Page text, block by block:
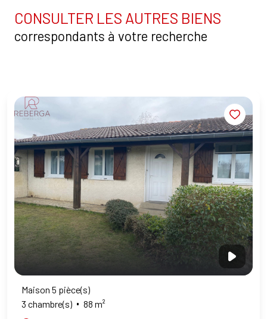
CONSULTER LES AUTRES BIENS
correspondants à votre recherche
Maison 5 pièce(s)
3 chambre(s)
88 m²